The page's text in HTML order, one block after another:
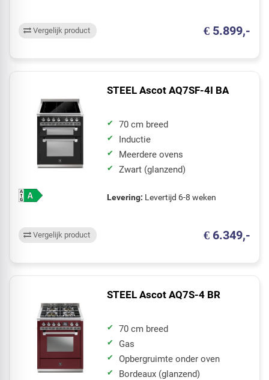
€ 5.899,-
Vergelijk product
STEEL Ascot AQ7SF-4I BA
70 cm breed
Inductie
Meerdere ovens
Zwart (glanzend)
Levering: Levertijd 6-8 weken
€ 6.349,-
Vergelijk product
STEEL Ascot AQ7S-4 BR
70 cm breed
Gas
Opbergruimte onder oven
Bordeaux (glanzend)